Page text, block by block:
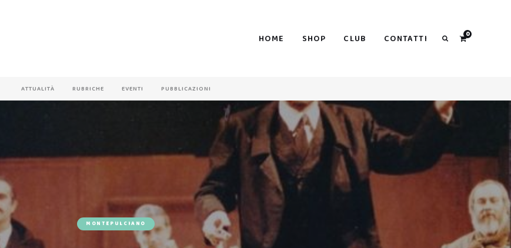
HOME SHOP CLUB CONTATTI 0
ATTUALITÀ RUBRICHE EVENTI PUBBLICAZIONI
MONTEPULCIANO